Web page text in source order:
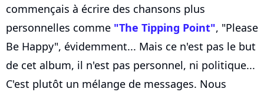
commençais à écrire des chansons plus
personnelles comme "The Tipping Point", "Please
Be Happy", évidemment... Mais ce n'est pas le but
de cet album, il n'est pas personnel, ni politique...
C'est plutôt un mélange de messages. Nous